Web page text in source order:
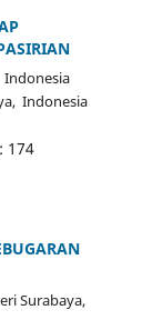
Indonesia
Indonesia
174
Surabaya,